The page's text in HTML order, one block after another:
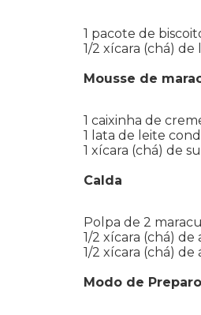
1 pacote de
1/2 xícara (chá) de
Mousse de
1 caixinha de
1 lata de leite
1 xícara (chá) de
Calda
Polpa de 2
1/2 xícara (chá) de
1/2 xícara (chá) de
Modo de Preparo